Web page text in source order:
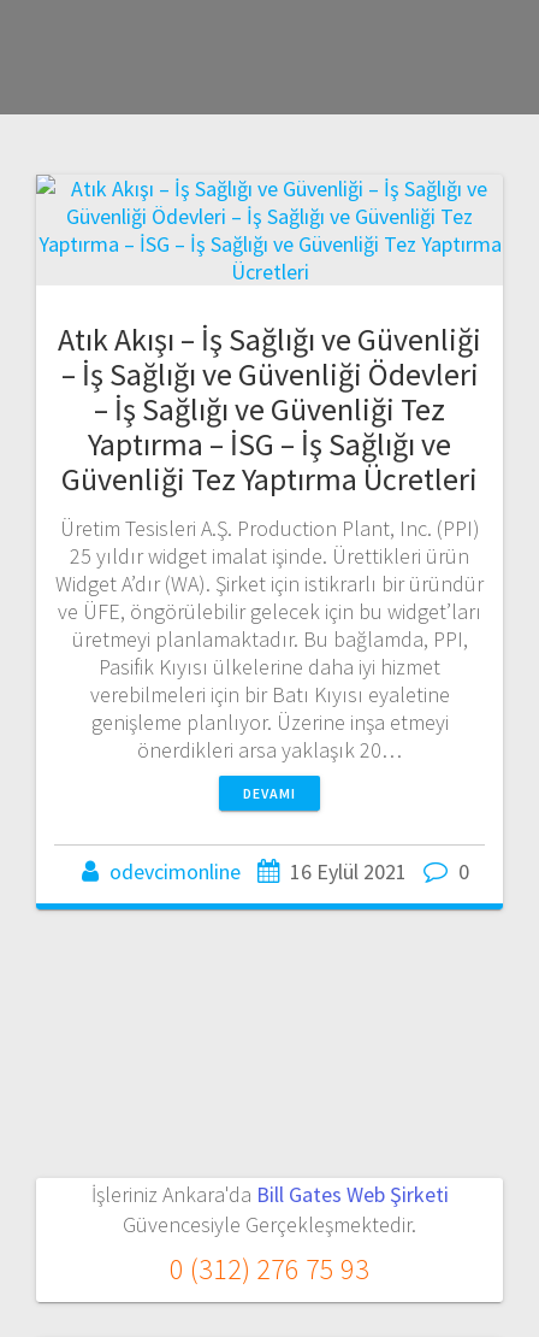
Atık Akışı – İş Sağlığı ve Güvenliği
– İş Sağlığı ve Güvenliği Ödevleri
– İş Sağlığı ve Güvenliği Tez
Yaptırma – İSG – İş Sağlığı ve
Güvenliği Tez Yaptırma Ücretleri
Üretim Tesisleri A.Ş. Production Plant, Inc. (PPI)
25 yıldır widget imalat işinde. Ürettikleri ürün
Widget A’dır (WA). Şirket için istikrarlı bir üründür
ve ÜFE, öngörülebilir gelecek için bu widget’ları
üretmeyi planlamaktadır. Bu bağlamda, PPI,
Pasifik Kıyısı ülkelerine daha iyi hizmet
verebilmeleri için bir Batı Kıyısı eyaletine
genişleme planlıyor. Üzerine inşa etmeyi
önerdikleri arsa yaklaşık 20…
DEVAMI
odevcimonline 16 Eylül 2021 0
İşleriniz Ankara'da Bill Gates Web Şirketi
Güvencesiyle Gerçekleşmektedir.
0 (312) 276 75 93